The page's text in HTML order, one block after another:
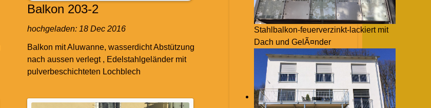
Balkon 203-2
hochgeladen: 18 Dec 2016
Balkon mit Aluwanne, wasserdicht Abstützung
nach aussen verlegt , Edelstahlgeländer mit
pulverbeschichteten Lochblech
Stahlbalkon-feuerverzinkt-lackiert mit
Dach und GelÃ¤nder